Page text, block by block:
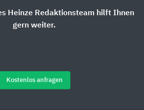
Heinze Redaktionsteam hilft Ihnen
gern weiter.
Kostenlos anfragen